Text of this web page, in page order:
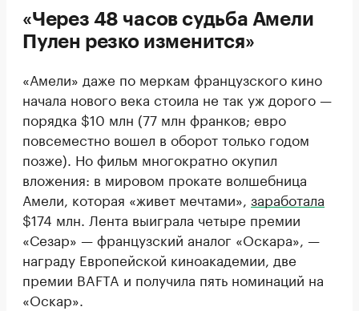
«Через 48 часов судьба Амели
Пулен резко изменится»
«Амели» даже по меркам французского кино
начала нового века стоила не так уж дорого —
порядка $10 млн (77 млн франков; евро
повсеместно вошел в оборот только годом
позже). Но фильм многократно окупил
вложения: в мировом прокате волшебница
Амели, которая «живет мечтами», заработала
$174 млн. Лента выиграла четыре премии
«Сезар» — французский аналог «Оскара», —
награду Европейской киноакадемии, две
премии BAFTA и получила пять номинаций на
«Оскар».